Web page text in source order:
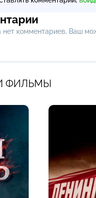
нет комментариев, Ваш
ФИЛЬМЫ